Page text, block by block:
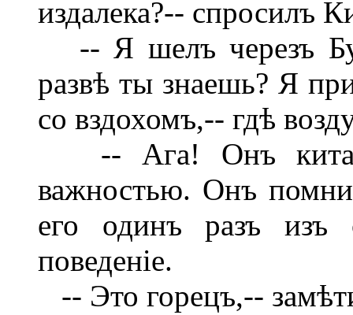
издалека?-- спросилъ
-- Я шелъ черезъ
развѣ ты знаешь? Я
со вздохомъ,-- гдѣ
-- Ага! Онъ
важностью. Онъ
его одинъ разъ изъ
поведеніе.
-- Это горецъ,--